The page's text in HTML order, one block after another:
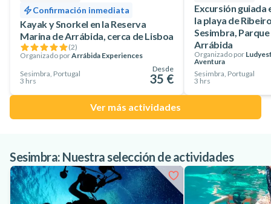
momento de volver a Sesimbra!
¡Descubre la bonita costa de Portugal con esta divertida
excursión en kayak desde Sesimbra por el Parque Natural de
Arrábida, perfecta para toda la familia!
Confirmación inmediata
Kayak y Snorkel en la Reserva
Marina de Arrábida, cerca de Lisboa
(2)
Organizado porArrábida Experiences
Sesimbra, Portugal
3 hrs
Desde
35 €
Excursión guiada
la playa de
Sesimbra,
Arrábida
Organizado por
Aventura
Sesimbra, Portugal
3 hrs
Ver más actividades
Sesimbra: Nuestra selección de actividades